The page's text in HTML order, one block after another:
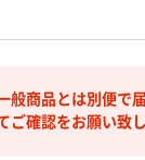
般商品とは別便で
ご確認をお願い致し